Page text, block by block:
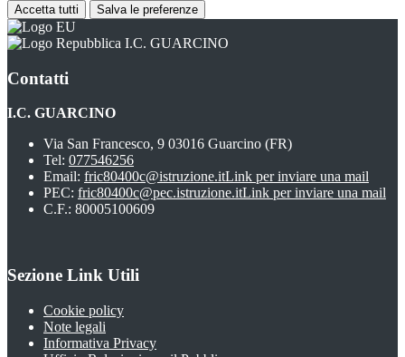
Accetta tutti Salva le preferenze
I.C. GUARCINO
Contatti
I.C. GUARCINO
Via San Francesco, 9 03016 Guarcino (FR)
Tel: 077546256
Email: fric80400c@istruzione.itLink per inviare una mail
PEC: fric80400c@pec.istruzione.itLink per inviare una mail
C.F.: 80005100609
Sezione Link Utili
Cookie policy
Note legali
Informativa Privacy